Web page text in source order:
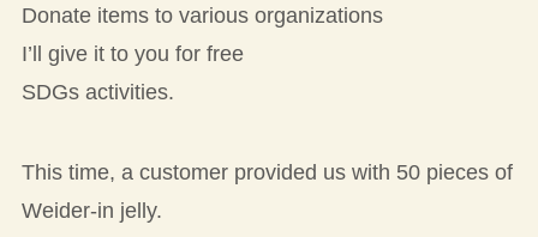
Donate items to various organizations
I’ll give it to you for free
SDGs activities.
This time, a customer provided us with 50 pieces of
Weider-in jelly.